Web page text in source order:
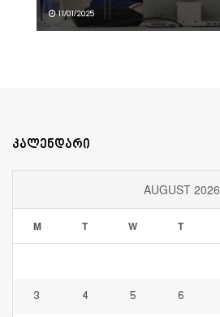
11/01/2025
კალენდარი
AUGUST 2026
M T W T
3 4 5 6